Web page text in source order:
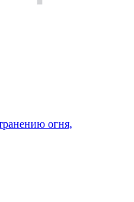
огня,